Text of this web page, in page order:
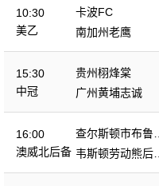
10:30
美乙
卡波FC
南加州老鹰
15:30
中冠
贵州栩烽棠
广州黄埔志诚
16:00
澳威北后备
查尔斯顿市布鲁斯
后备队
韦斯顿劳动熊后备
队